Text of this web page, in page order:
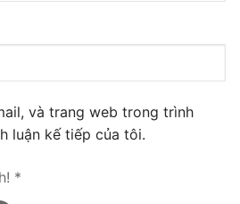
TE200và trang web trong trình
luận kế tiếp của tôi.
*